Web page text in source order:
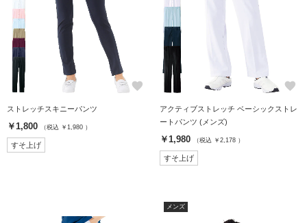
favorite
ストレッチスキニーパンツ
￥1,800 （税込 ￥1,980 ）
すそ上げ
favorite
アクティブストレッチ ベーシックストレ
ートパンツ (メンズ)
￥1,980 （税込 ￥2,178 ）
すそ上げ
メンズ